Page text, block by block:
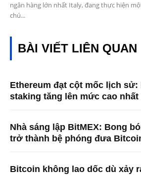
ngân hàng lớn nhất Italy, đang thực hiện
chú...
BÀI VIẾT LIÊN QUAN
Ethereum đạt cột mốc lịch sử:
staking tăng lên mức cao
Nhà sáng lập BitMEX: Bong
trở thành bệ phóng đưa
Bitcoin không lao dốc dù xảy